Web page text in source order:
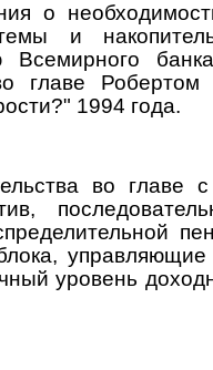
о
и
Всемирного
главе
1994 года.
во главе
уровень